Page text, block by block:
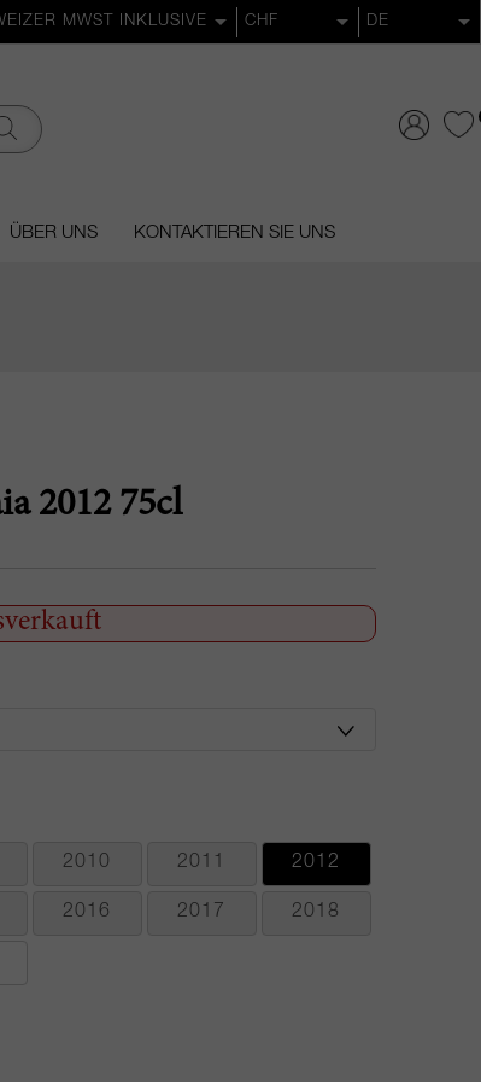
ÜBER UNS KONTAKTIEREN SIE UNS
2012 75cl
2010 2011 2012
2016 2017 2018